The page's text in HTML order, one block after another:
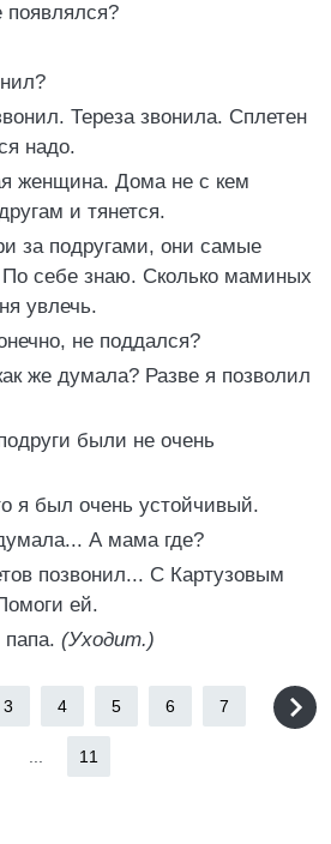
появлялся?
Тереза звонила. Сплетен
надо.
женщина. Дома не с кем
и тянется.
за подругами, они самые
себе знаю. Сколько маминых
увлечь.
не поддался?
же думала? Разве я позволил
были не очень
я был очень устойчивый.
А мама где?
позвонил... С Картузовым
ей.
(Уходит.)
3 4 5 6 7
11